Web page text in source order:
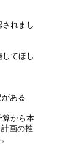
れまし
てほし
ある
算から本
画の推